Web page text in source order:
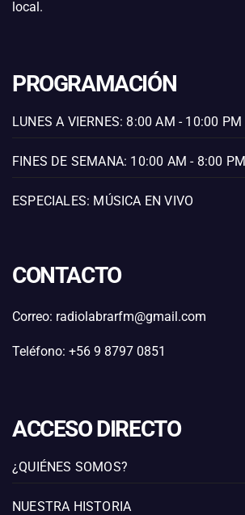
local.
PROGRAMACIÓN
LUNES A VIERNES: 8:00 AM - 10:00 PM
FINES DE SEMANA: 10:00 AM - 8:00 PM
ESPECIALES: MÚSICA EN VIVO
CONTACTO
Correo: radiolabrarfm@gmail.com
Teléfono: +56 9 8797 0851
ACCESO DIRECTO
¿QUIÉNES SOMOS?
NUESTRA HISTORIA